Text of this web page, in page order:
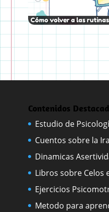
Cómo volver a las
Contenidos
Estudio de
Cuentos sobre la Ira
Dinamicas
Libros sobre Celos
Ejercicios
Metodo para